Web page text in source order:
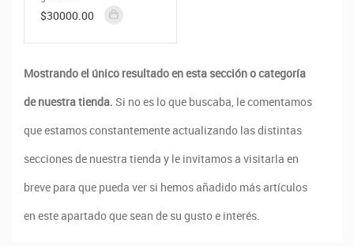
$30000.00
Mostrando el único resultado en esta sección o categoría
de nuestra tienda. Si no es lo que buscaba, le comentamos
que estamos constantemente actualizando las distintas
secciones de nuestra tienda y le invitamos a visitarla en
breve para que pueda ver si hemos añadido más artículos
en este apartado que sean de su gusto e interés.